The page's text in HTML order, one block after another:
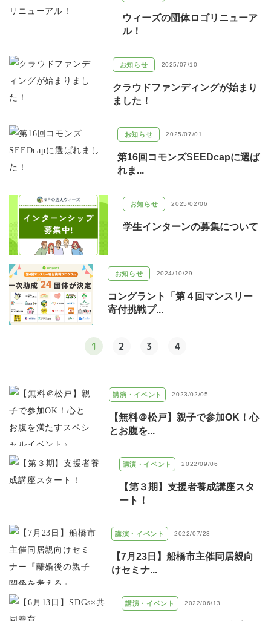
ウィーズの団体ロゴリニューア
ル！
お知らせ 2025/07/10
クラウドファンディングが始まり
ました！
お知らせ 2025/07/01
第16回コモンズSEEDcapに選ば
れま...
お知らせ 2025/02/06
学生インターンの募集について
お知らせ 2024/10/29
コングラント「第４回マンスリー
寄付挑戦プ...
1 2 3 4
講演・イベント 2023/02/05
【無料＠松戸】親子で参加OK！心
とお腹を...
講演・イベント 2022/09/06
【第３期】支援者養成講座スタ
ート！
講演・イベント 2022/07/23
【7月23日】船橋市主催同居親向
けセミナ...
講演・イベント 2022/06/13